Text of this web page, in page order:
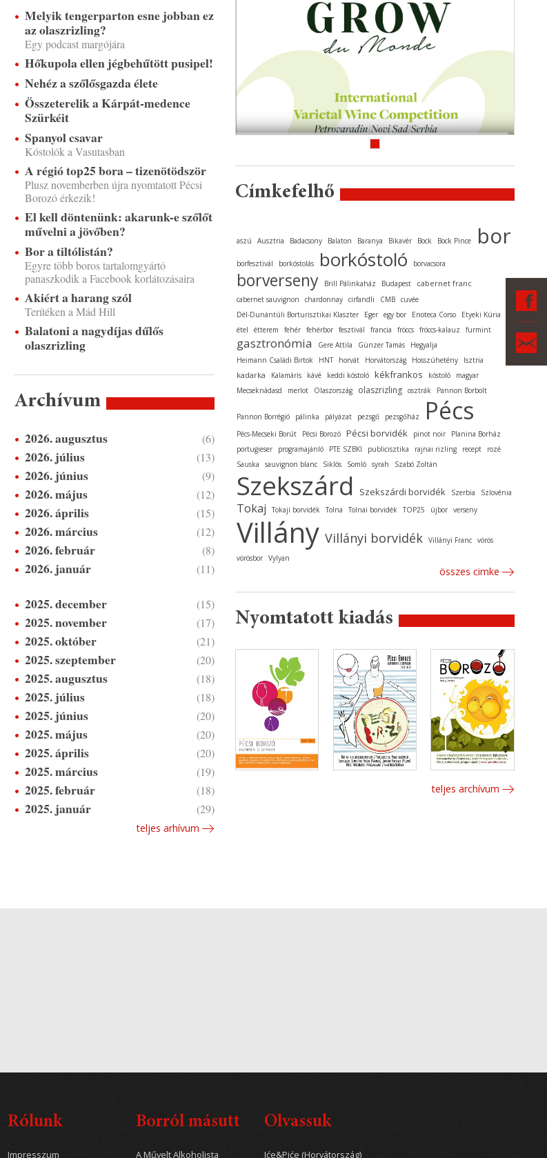
Melyik tengerparton esne jobban ez
az olaszrizling?
Egy podcast margójára
Hőkupola ellen jégbehűtött pusipel!
Nehéz a szőlősgazda élete
Összeterelik a Kárpát-medence
Szürkéit
Spanyol csavar
Kóstolók a Vasutasban
A régió top25 bora – tizenötödször
Plusz novemberben újra nyomtatott Pécsi
Borozó érkezik!
El kell döntenünk: akarunk-e szőlőt
művelni a jövőben?
Bor a tiltólistán?
Egyre több boros tartalomgyártó
panaszkodik a Facebook korlátozásaira
Akiért a harang szól
Terítéken a Mád Hill
Balatoni a nagydíjas dűlős
olaszrizling
Archívum
2026. augusztus (6)
2026. július (13)
2026. június (9)
2026. május (12)
2026. április (15)
2026. március (12)
2026. február (8)
2026. január (11)
2025. december (15)
2025. november (17)
2025. október (21)
2025. szeptember (20)
2025. augusztus (18)
2025. július (18)
2025. június (20)
2025. május (20)
2025. április (20)
2025. március (19)
2025. február (18)
2025. január (29)
teljes arhívum
Címkefelhő
aszú Ausztria Badacsony Balaton Baranya Bikavér Bock Bock Pince bor
borfesztivál borkóstolás borkóstoló borvacsora
borverseny Brill Pálinkaház Budapest cabernet franc
cabernet sauvignon chardonnay cirfandli CMB cuvée
Dél-Dunántúli Borturisztikai Klaszter
Eger egy bor Enoteca Corso
Etyeki Kúria
étel
étterem fehér fehérbor fesztivál francia fröccs fröccs-kalauz furmint
gasztronómia Gere Attila Günzer Tamás
Hegyalja
Heimann Családi Birtok
HNT horvát Horvátország Hosszúhetény Isztria
kadarka Kalamáris kávé keddi kóstoló kékfrankos kóstoló
magyar
Mecseknádasd
merlot Olaszország olaszrizling osztrák Pannon Borbolt
Pannon Borrégió pálinka pályázat pezsgő pezsgőház Pécs
Pécs-Mecseki Borút Pécsi Borozó Pécsi borvidék pinot noir
Planina Borház
portugieser
programajánló PTE SZBKI publicisztika rajnai rizling recept
rozé
Sauska
sauvignon blanc Siklós Somló syrah Szabó Zoltán
Szekszárd Szekszárdi borvidék Szerbia Szlovénia
Tokaj Tokaji borvidék Tolna Tolnai borvidék TOP25 újbor verseny
Villány Villányi borvidék Villányi Franc vörös
vörösbor Vylyan
összes cimke
Nyomtatott kiadás
teljes archívum
Rólunk
Impresszum
Borról másutt
A Művelt Alkoholista
Olvassuk
Iće&Piće (Horvátország)